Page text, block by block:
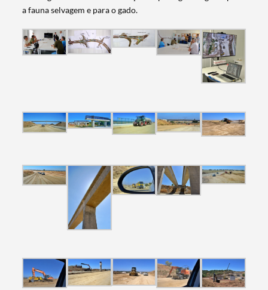
Termo de Pesquisa
Categorias gerais
Filtros
a fauna selvagem e para o gado.